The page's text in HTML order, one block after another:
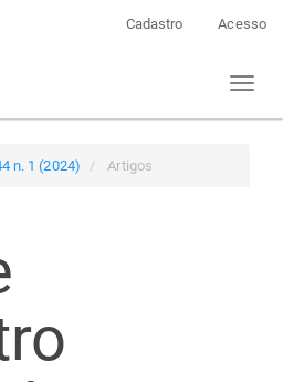
Cadastro Acesso
Toggle
n. 1 (2024) Artigos